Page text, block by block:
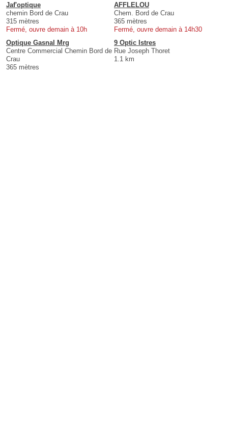
Jaf'optique
chemin Bord de Crau
315 mètres
Fermé, ouvre demain à 10h
AFFLELOU
Chem. Bord de Crau
365 mètres
Fermé, ouvre demain à 14h30
Optique Gasnal Mrg
Centre Commercial Chemin Bord de
Crau
365 mètres
9 Optic Istres
Rue Joseph Thoret
1.1 km